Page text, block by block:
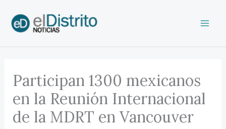
contenido
Participan 1300 mexicanos
en la Reunión Internacional
de la MDRT en Vancouver